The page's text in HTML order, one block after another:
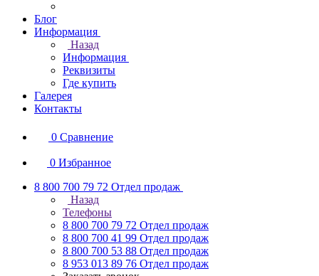
Блог
Информация
Назад
Информация
Реквизиты
Где купить
Галерея
Контакты
0 Сравнение
0 Избранное
8 800 700 79 72 Отдел продаж
Назад
Телефоны
8 800 700 79 72 Отдел продаж
8 800 700 41 99 Отдел продаж
8 800 700 53 88 Отдел продаж
8 953 013 89 76 Отдел продаж